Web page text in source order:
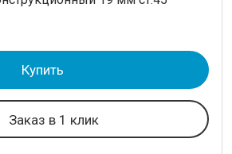
Купить
Заказ в 1 клик